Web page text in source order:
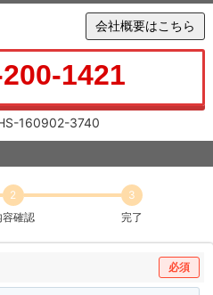
会社概要はこちら
1421
160902-3740
2
容確認
3
完了
必須